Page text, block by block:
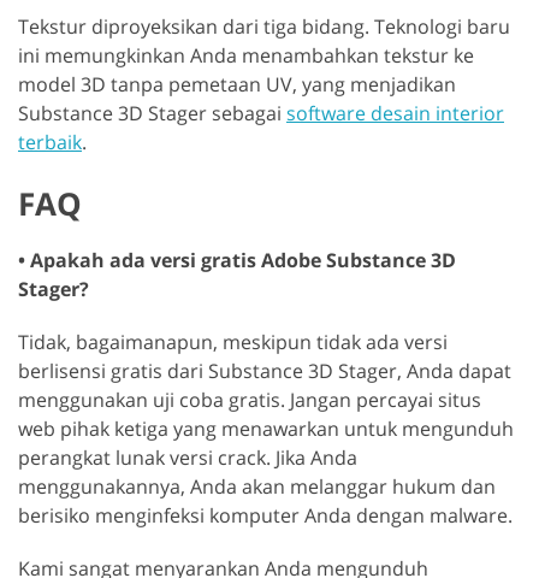
Tekstur diproyeksikan dari tiga bidang. Teknologi baru
ini memungkinkan Anda menambahkan tekstur ke
model 3D tanpa pemetaan UV, yang menjadikan
Substance 3D Stager sebagai software desain interior
terbaik.
FAQ
• Apakah ada versi gratis Adobe Substance 3D
Stager?
Tidak, bagaimanapun, meskipun tidak ada versi
berlisensi gratis dari Substance 3D Stager, Anda dapat
menggunakan uji coba gratis. Jangan percayai situs
web pihak ketiga yang menawarkan untuk mengunduh
perangkat lunak versi crack. Jika Anda
menggunakannya, Anda akan melanggar hukum dan
berisiko menginfeksi komputer Anda dengan malware.
Kami sangat menyarankan Anda mengunduh